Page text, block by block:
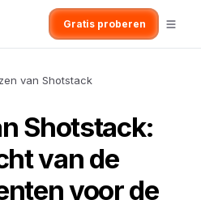
Gratis proberen
van Shotstack
Shotstack:
van de
voor de